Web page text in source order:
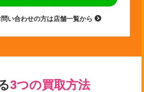
い合わせの方は店舗一覧から
3つの買取方法